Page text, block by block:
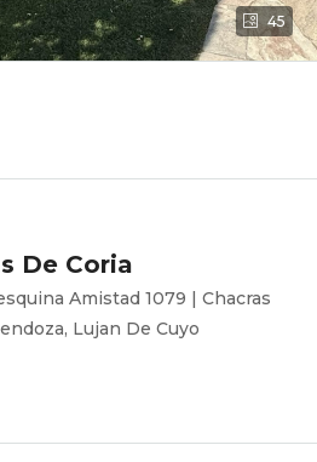
45
De Coria
Amistad 1079 | Chacras
Lujan De Cuyo